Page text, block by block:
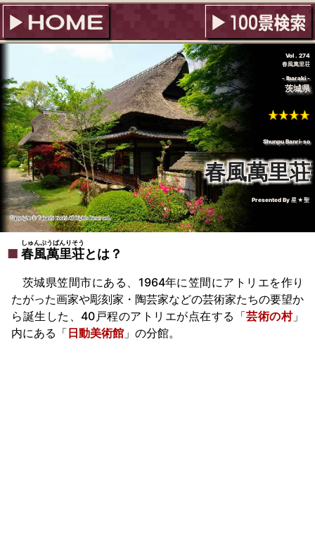
Vol . 274
春風萬里荘
Ibaraki
茨城県
Shunpu Banri-so
春風萬里荘
Presented By 星★聖
春風萬里荘
しゅんぷうばんりそう
とは？
茨城県笠間市にある、1964年に笠間にアトリエを作り
たがった画家や彫刻家・陶芸家などの芸術家たちの要望か
ら誕生した、40戸程のアトリエが点在する「芸術の村」
内にある「日動美術館 」の分館。